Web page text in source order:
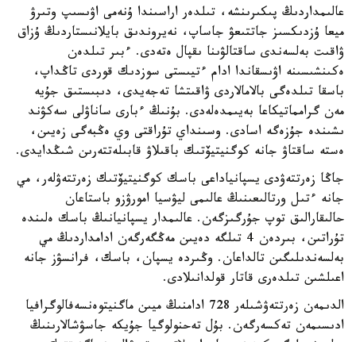
عالىمداردىڭ پىكىرىنشە، تىلدەر اراسىندا ۇنەمى اۋىسىپ وتىرۋ
ميعا ۇزدىكسىز جاتتىعۋ جاساپ، نەيروندىق بايلانىستاردىڭ ۇزاق
ۋاقىت بەلسەندى ساقتالۋىنا ىقپال ەتەدى. ءبىر تىلدەن
ەكىنشىسىنە اۋىسقاندا ادام ءتيىستى سوزدىك قوردى تاڭداپ،
باسقا تىلدەگى بالامالاردى ۋاقىتشا تەجەيدى، دىبىستىق جۇيە
مەن گرامماتيكاعا بەيىمدەلەدى. بۇنىڭ ءبارى ساناۋلى سەكۋند
ىشىندە جۇزەگە اسادى. وسىنداي تۇراقتى وي ەڭبەگى زەيىن،
ەستە ساقتاۋ جانە كوگنيتيۆتىك باقىلاۋ قابىلەتتەرىن شىڭدايدى.
جاڭا زەرتتەۋدى يسپانياداعى باسك كوگنيتيۆتىك زەرتتەۋلەر، مي
جانە ءتىل ورتالىعىنىڭ عالىمى ليۋسيا امورۋزو باستاعان
حالىقارالىق توپ جۇرگىزگەن. عالىمدار يسپانيانىڭ باسك ەلىندە
تۇراتىن، بىردەن 4 تىلگە دەيىن مەڭگەرگەن ادامداردىڭ مي
بەلسەندىلىگىن تالداعان. وڭىردە يسپان، باسك، فرانسۋز جانە
اعىلشىن تىلدەرى قاتار قولدانىلادى.
الدىمەن زەرتتەۋشىلەر 728 ادامنىڭ ميىن ماگنيتوەنسەفالوگرافيا
ادىسىمەن تەكسەرگەن. بۇل تەحنولوگيا جۇيكە جاسۋشالارىنىڭ